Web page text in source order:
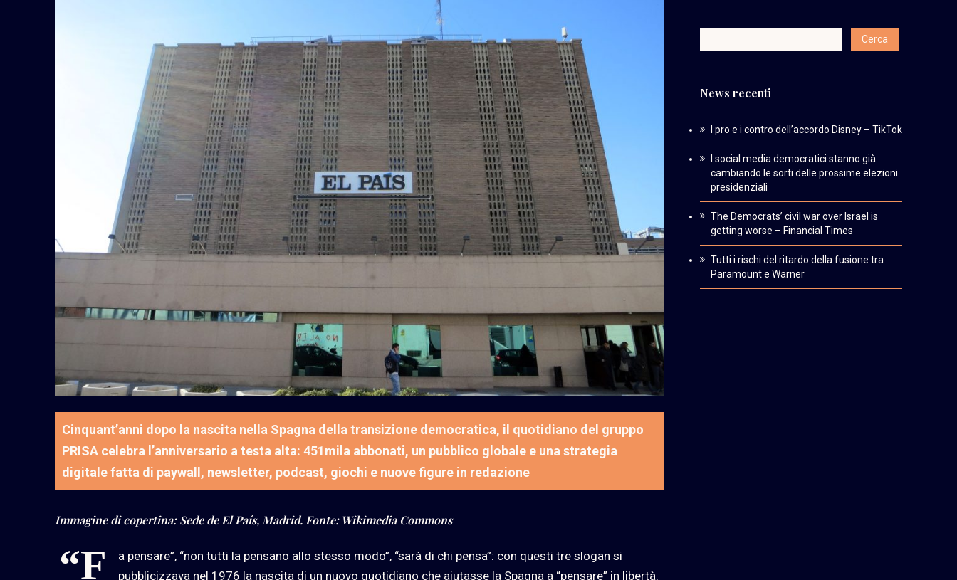
Cinquant’anni dopo la nascita nella Spagna della transizione democratica, il quotidiano del gruppo
PRISA celebra l’anniversario a testa alta: 451mila abbonati, un pubblico globale e una strategia
digitale fatta di paywall, newsletter, podcast, giochi e nuove figure in redazione
Immagine di copertina: Sede de El País, Madrid. Fonte: Wikimedia Commons
“F a pensare”, “non tutti la pensano allo stesso modo”, “sarà di chi pensa”: con questi tre slogan si
pubblicizzava nel 1976 la nascita di un nuovo quotidiano che aiutasse la Spagna a “pensare” in libertà,
News recenti
I pro e i contro dell’accordo Disney – TikTok
I social media democratici stanno già
cambiando le sorti delle prossime elezioni
presidenziali
The Democrats’ civil war over Israel is
getting worse – Financial Times
Tutti i rischi del ritardo della fusione tra
Paramount e Warner